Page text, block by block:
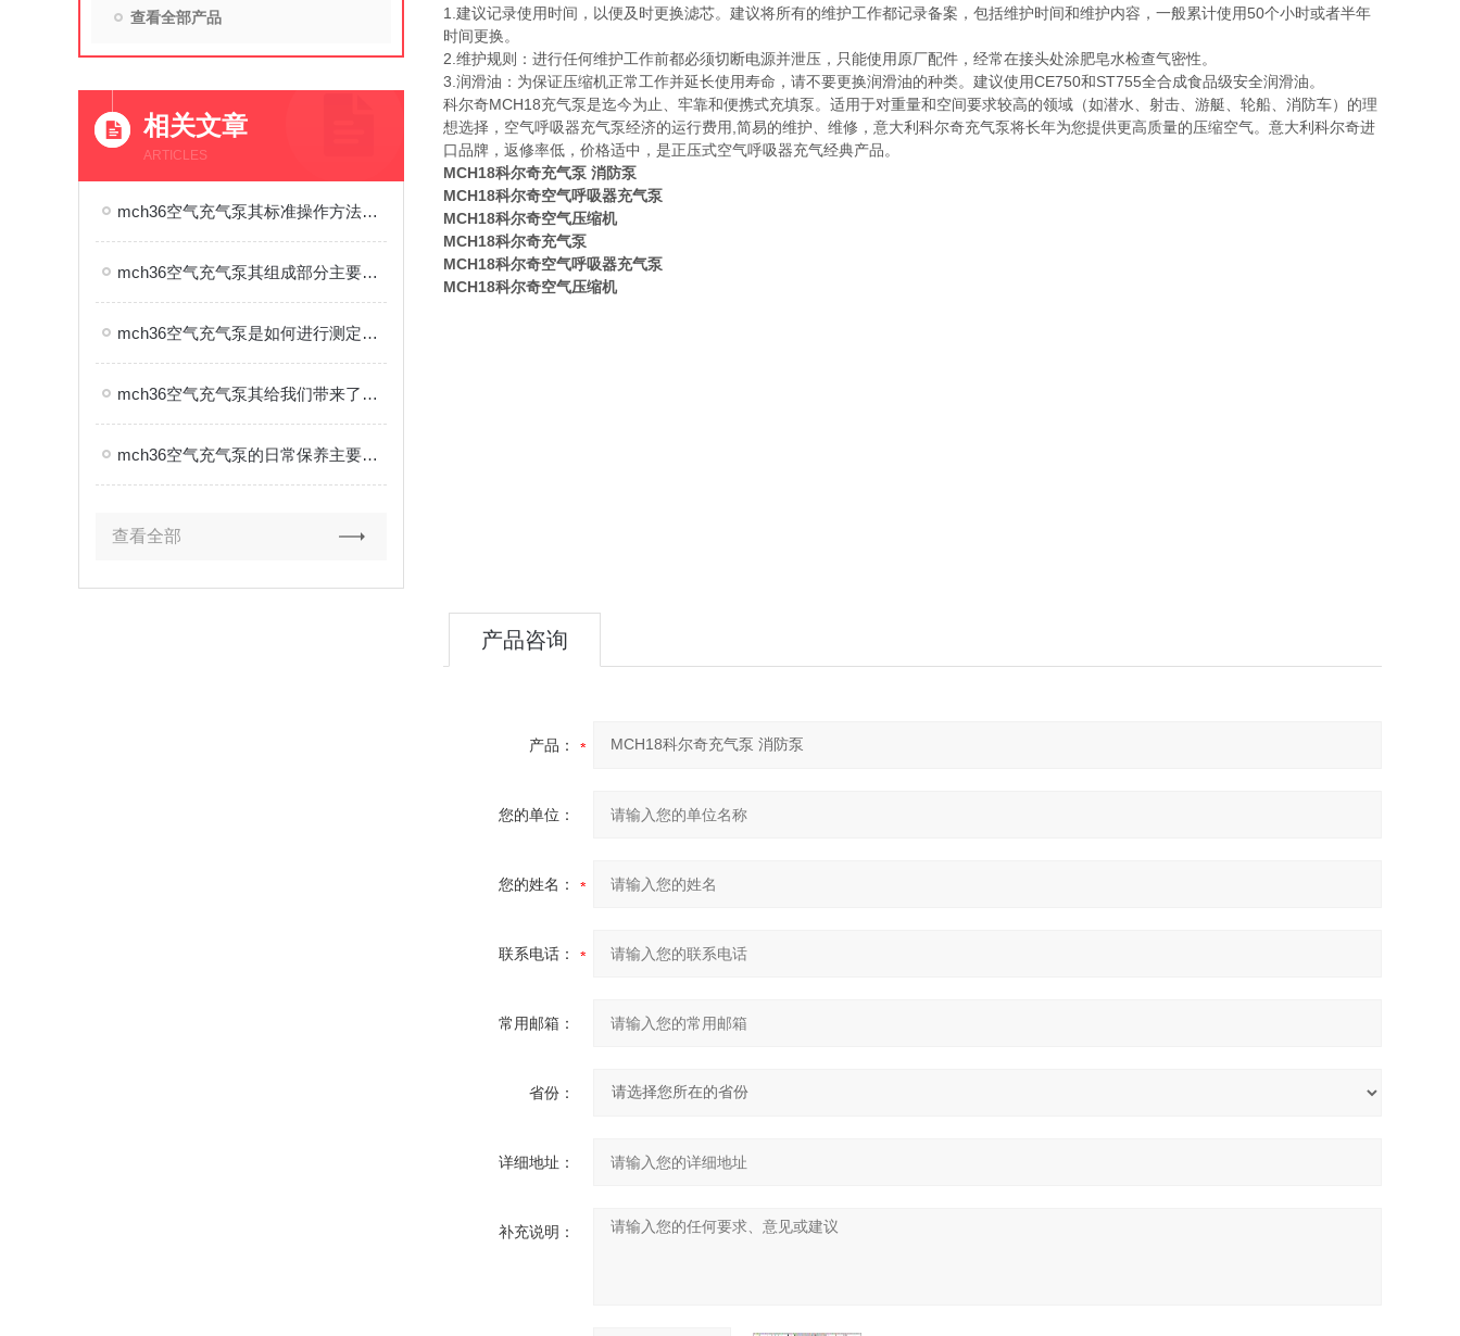
查看全部产品
相关文章
ARTICLES
mch36空气充气泵其标准操作方法与流程如下
mch36空气充气泵其组成部分主要可以划分为以下几个核心系统
mch36空气充气泵是如何进行测定的呢？
mch36空气充气泵其给我们带来了怎样的优点呢？
mch36空气充气泵的日常保养主要包括以下几个方面
查看全部
1.建议记录使用时间，以便及时更换滤芯。建议将所有的维护工作都记录备案，包括维护时间和维护内容，一般累计使用50个小时或者半年
时间更换。
2.维护规则：进行任何维护工作前都必须切断电源并泄压，只能使用原厂配件，经常在接头处涂肥皂水检查气密性。
3.润滑油：为保证压缩机正常工作并延长使用寿命，请不要更换润滑油的种类。建议使用CE750和ST755全合成食品级安全润滑油。
科尔奇MCH18充气泵是迄今为止、牢靠和便携式充填泵。适用于对重量和空间要求较高的领域（如潜水、射击、游艇、轮船、消防车）的理
想选择，空气呼吸器充气泵经济的运行费用,简易的维护、维修，意大利科尔奇充气泵将长年为您提供更高质量的压缩空气。意大利科尔奇进
口品牌，返修率低，价格适中，是正压式空气呼吸器充气经典产品。
MCH18科尔奇充气泵 消防泵
MCH18科尔奇空气呼吸器充气泵
MCH18科尔奇空气压缩机
MCH18科尔奇充气泵
MCH18科尔奇空气呼吸器充气泵
MCH18科尔奇空气压缩机
产品咨询
产品：
您的单位：
您的姓名：
联系电话：
常用邮箱：
省份：
详细地址：
补充说明：